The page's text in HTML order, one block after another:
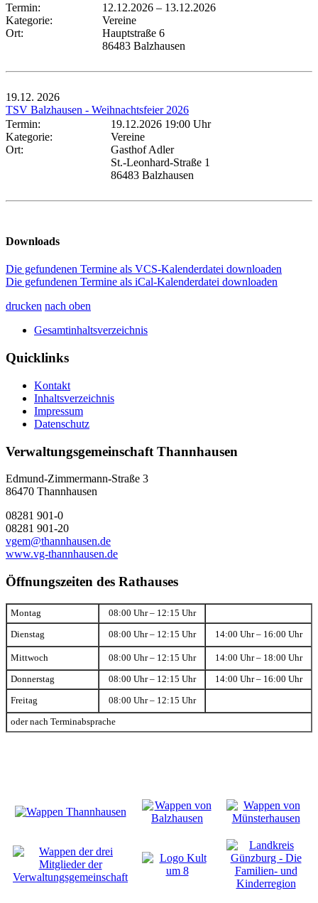
Termin:
12.12.2026 – 13.12.2026
Kategorie:
Vereine
Ort:
Hauptstraße 6
86483 Balzhausen
19.12. 2026
TSV Balzhausen - Weihnachtsfeier 2026
Termin:
19.12.2026 19:00 Uhr
Kategorie:
Vereine
Ort:
Gasthof Adler
St.-Leonhard-Straße 1
86483 Balzhausen
Downloads
Die gefundenen Termine als VCS-Kalenderdatei downloaden
Die gefundenen Termine als iCal-Kalenderdatei downloaden
drucken nach oben
Gesamtinhaltsverzeichnis
Quicklinks
Kontakt
Inhaltsverzeichnis
Impressum
Datenschutz
Verwaltungsgemeinschaft Thannhausen
Edmund-Zimmermann-Straße 3
86470 Thannhausen
08281 901-0
08281 901-20
vgem@thannhausen.de
www.vg-thannhausen.de
Öffnungszeiten des Rathauses
Montag 08:00 Uhr – 12:15 Uhr
Dienstag 08:00 Uhr – 12:15 Uhr 14:00 Uhr – 16:00 Uhr
Mittwoch 08:00 Uhr – 12:15 Uhr 14:00 Uhr – 18:00 Uhr
Donnerstag 08:00 Uhr – 12:15 Uhr 14:00 Uhr – 16:00 Uhr
Freitag 08:00 Uhr – 12:15 Uhr
oder nach Terminabsprache